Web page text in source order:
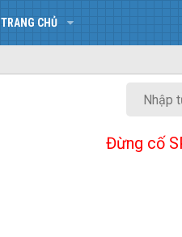
TRANG CHỦ
Đừng cố